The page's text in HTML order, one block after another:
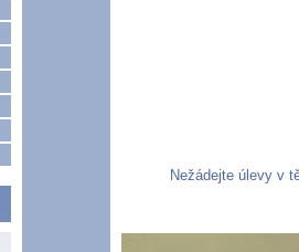
Nežádejte úlevy v